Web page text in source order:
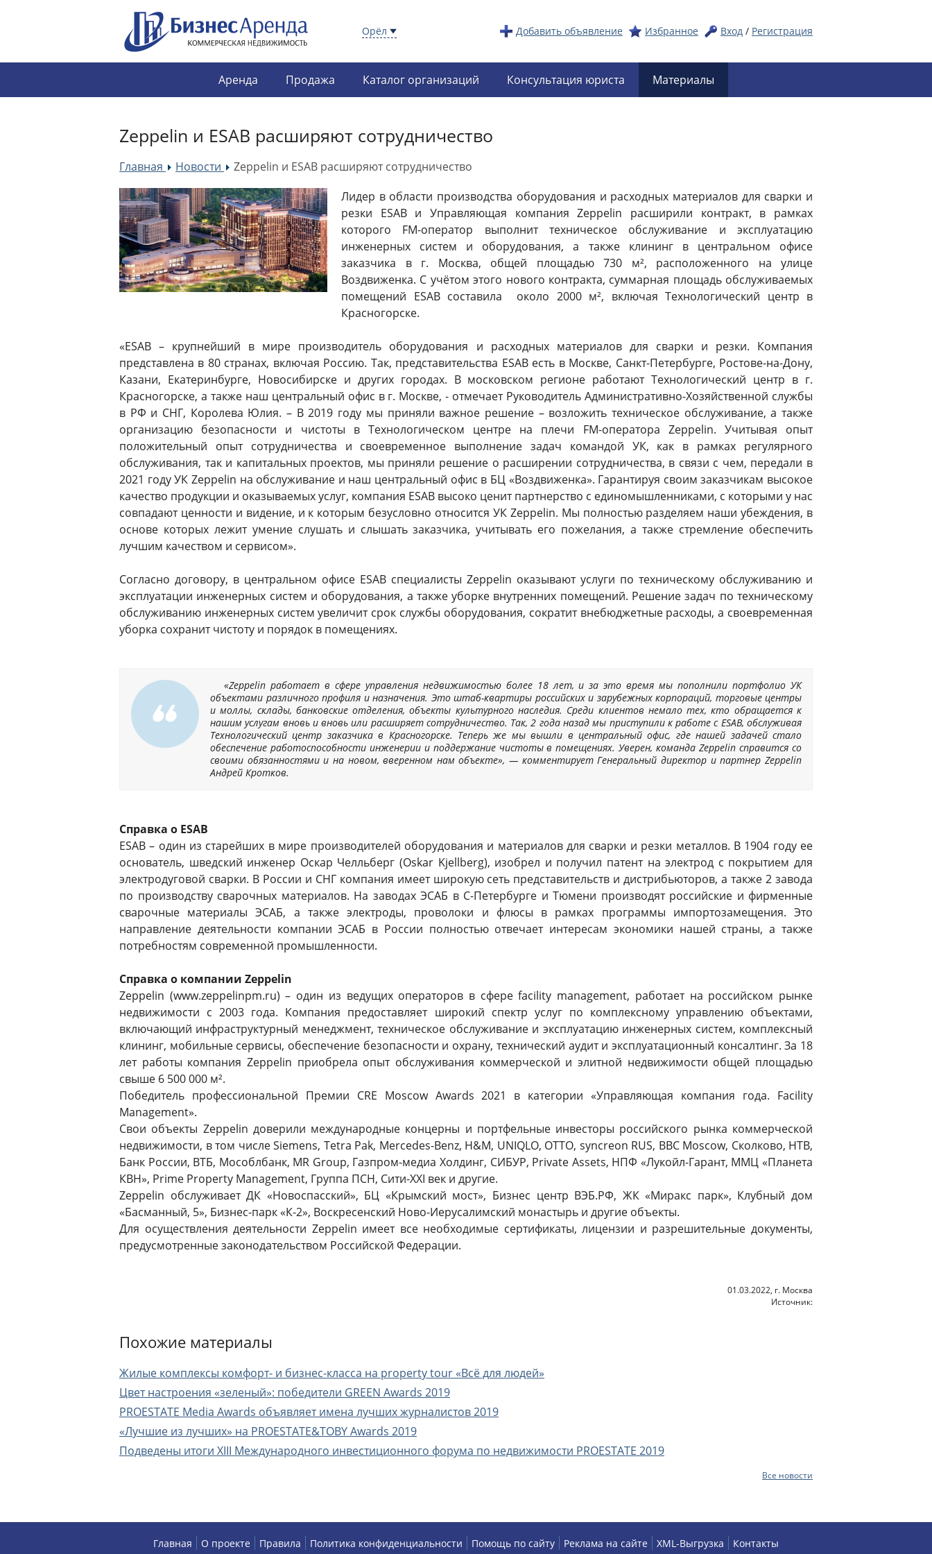
Орёл Добавить объявление Избранное Вход / Регистрация
Аренда Продажа Каталог организаций Консультация юриста Материалы
Zeppelin и ESAB расширяют сотрудничество
Главная »Новости »
Zeppelin и ESAB расширяют сотрудничество
Лидер в области производства оборудования и расходных материалов для сварки и
резки ESAB и Управляющая компания Zeppelin расширили контракт, в рамках
которого FM-оператор выполнит техническое обслуживание и эксплуатацию
инженерных систем и оборудования, а также клининг в центральном офисе
заказчика в г. Москва, общей площадью 730 м², расположенного на улице
Воздвиженка. С учётом этого нового контракта, суммарная площадь обслуживаемых
помещений ESAB составила около 2000 м², включая Технологический центр в
Красногорске.
«ESAB – крупнейший в мире производитель оборудования и расходных материалов для сварки и резки. Компания
представлена в 80 странах, включая Россию. Так, представительства ESAB есть в Москве, Санкт-Петербурге, Ростове-на-Дону,
Казани, Екатеринбурге, Новосибирске и других городах. В московском регионе работают Технологический центр в г.
Красногорске, а также наш центральный офис в г. Москве, - отмечает Руководитель Административно-Хозяйственной службы
в РФ и СНГ, Королева Юлия. – В 2019 году мы приняли важное решение – возложить техническое обслуживание, а также
организацию безопасности и чистоты в Технологическом центре на плечи FM-оператора Zeppelin. Учитывая опыт
положительный опыт сотрудничества и своевременное выполнение задач командой УК, как в рамках регулярного
обслуживания, так и капитальных проектов, мы приняли решение о расширении сотрудничества, в связи с чем, передали в
2021 году УК Zeppelin на обслуживание и наш центральный офис в БЦ «Воздвиженка». Гарантируя своим заказчикам высокое
качество продукции и оказываемых услуг, компания ESAB высоко ценит партнерство с единомышленниками, с которыми у нас
совпадают ценности и видение, и к которым безусловно относится УК Zeppelin. Мы полностью разделяем наши убеждения, в
основе которых лежит умение слушать и слышать заказчика, учитывать его пожелания, а также стремление обеспечить
лучшим качеством и сервисом».
Согласно договору, в центральном офисе ESAB специалисты Zeppelin оказывают услуги по техническому обслуживанию и
эксплуатации инженерных систем и оборудования, а также уборке внутренних помещений. Решение задач по техническому
обслуживанию инженерных систем увеличит срок службы оборудования, сократит внебюджетные расходы, а своевременная
уборка сохранит чистоту и порядок в помещениях.
«Zeppelin работает в сфере управления недвижимостью более 18 лет, и за это время мы пополнили портфолио УК
объектами различного профиля и назначения. Это штаб-квартиры российских и зарубежных корпораций, торговые центры
и моллы, склады, банковские отделения, объекты культурного наследия. Среди клиентов немало тех, кто обращается к
нашим услугам вновь и вновь или расширяет сотрудничество. Так, 2 года назад мы приступили к работе с ESAB, обслуживая
Технологический центр заказчика в Красногорске. Теперь же мы вышли в центральный офис, где нашей задачей стало
обеспечение работоспособности инженерии и поддержание чистоты в помещениях. Уверен, команда Zeppelin справится со
своими обязанностями и на новом, вверенном нам объекте», — комментирует Генеральный директор и партнер Zeppelin
Андрей Кротков.
Справка о ESAB
ESAB – один из старейших в мире производителей оборудования и материалов для сварки и резки металлов. В 1904 году ее
основатель, шведский инженер Оскар Челльберг (Oskar Kjellberg), изобрел и получил патент на электрод с покрытием для
электродуговой сварки. В России и СНГ компания имеет широкую сеть представительств и дистрибьюторов, а также 2 завода
по производству сварочных материалов. На заводах ЭСАБ в С-Петербурге и Тюмени производят российские и фирменные
сварочные материалы ЭСАБ, а также электроды, проволоки и флюсы в рамках программы импортозамещения. Это
направление деятельности компании ЭСАБ в России полностью отвечает интересам экономики нашей страны, а также
потребностям современной промышленности.
Справка о компании Zeppelin
Zeppelin (www.zeppelinpm.ru) – один из ведущих операторов в сфере facility management, работает на российском рынке
недвижимости с 2003 года. Компания предоставляет широкий спектр услуг по комплексному управлению объектами,
включающий инфраструктурный менеджмент, техническое обслуживание и эксплуатацию инженерных систем, комплексный
клининг, мобильные сервисы, обеспечение безопасности и охрану, технический аудит и эксплуатационный консалтинг. За 18
лет работы компания Zeppelin приобрела опыт обслуживания коммерческой и элитной недвижимости общей площадью
свыше 6 500 000 м².
Победитель профессиональной Премии CRE Moscow Awards 2021 в категории «Управляющая компания года. Facility
Management».
Свои объекты Zeppelin доверили международные концерны и портфельные инвесторы российского рынка коммерческой
недвижимости, в том числе Siemens, Tetra Pak, Mercedes-Benz, H&M, UNIQLO, ОТТО, syncreon RUS, BBC Moscow, Сколково, НТВ,
Банк России, ВТБ, Мособлбанк, MR Group, Газпром-медиа Холдинг, СИБУР, Private Assets, НПФ «Лукойл-Гарант, ММЦ «Планета
КВН», Prime Property Management, Группа ПСН, Сити-XXI век и другие.
Zeppelin обслуживает ДК «Новоспасский», БЦ «Крымский мост», Бизнес центр ВЭБ.РФ, ЖК «Миракс парк», Клубный дом
«Басманный, 5», Бизнес-парк «К-2», Воскресенский Ново-Иерусалимский монастырь и другие объекты.
Для осуществления деятельности Zeppelin имеет все необходимые сертификаты, лицензии и разрешительные документы,
предусмотренные законодательством Российской Федерации.
01.03.2022, г. Москва
Источник:
Похожие материалы
Жилые комплексы комфорт- и бизнес-класса на property tour «Всё для людей»
Цвет настроения «зеленый»: победители GREEN Awards 2019
PROESTATE Media Awards объявляет имена лучших журналистов 2019
«Лучшие из лучших» на PROESTATE&TOBY Awards 2019
Подведены итоги XIII Международного инвестиционного форума по недвижимости PROESTATE 2019
Все новости
Главная О проекте Правила Политика конфиденциальности Помощь по сайту Реклама на сайте XML-Выгрузка Контакты